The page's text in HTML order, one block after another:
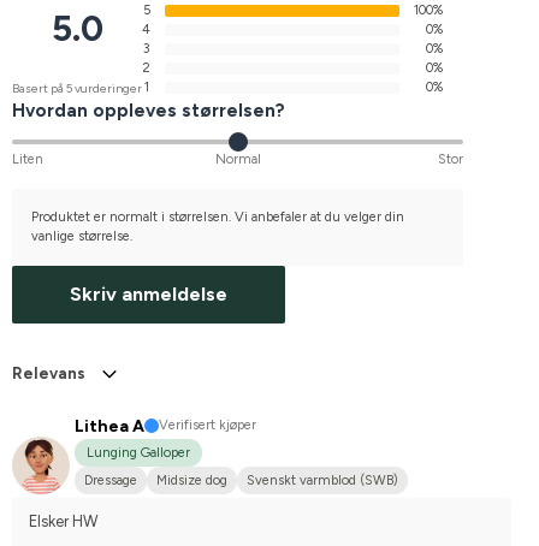
5.0
Basert på 5 vurderinger
5
100%
4
0%
3
0%
2
0%
1
0%
Hvordan oppleves størrelsen?
Liten Normal Stor
Produktet er normalt i størrelsen. Vi anbefaler at du velger din
vanlige størrelse.
Skriv anmeldelse
Relevans
Lithea A
Verifisert kjøper
Lunging Galloper
Dressage
Midsize dog Svenskt varmblod (SWB)
Elsker HW